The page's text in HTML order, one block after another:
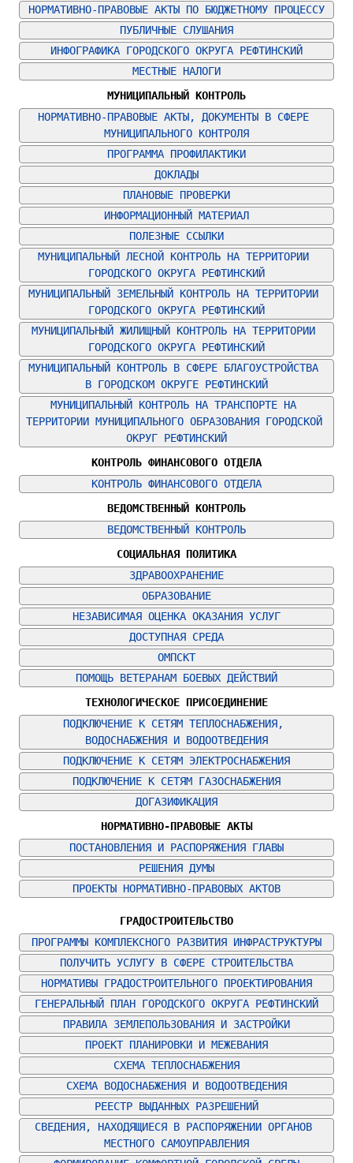
НОРМАТИВНО-ПРАВОВЫЕ АКТЫ ПО БЮДЖЕТНОМУ ПРОЦЕССУ
ПУБЛИЧНЫЕ СЛУШАНИЯ
ИНФОГРАФИКА ГОРОДСКОГО ОКРУГА РЕФТИНСКИЙ
МЕСТНЫЕ НАЛОГИ
МУНИЦИПАЛЬНЫЙ КОНТРОЛЬ
НОРМАТИВНО-ПРАВОВЫЕ АКТЫ, ДОКУМЕНТЫ В СФЕРЕ
МУНИЦИПАЛЬНОГО КОНТРОЛЯ
ПРОГРАММА ПРОФИЛАКТИКИ
ДОКЛАДЫ
ПЛАНОВЫЕ ПРОВЕРКИ
ИНФОРМАЦИОННЫЙ МАТЕРИАЛ
ПОЛЕЗНЫЕ ССЫЛКИ
МУНИЦИПАЛЬНЫЙ ЛЕСНОЙ КОНТРОЛЬ НА ТЕРРИТОРИИ
ГОРОДСКОГО ОКРУГА РЕФТИНСКИЙ
МУНИЦИПАЛЬНЫЙ ЗЕМЕЛЬНЫЙ КОНТРОЛЬ НА ТЕРРИТОРИИ
ГОРОДСКОГО ОКРУГА РЕФТИНСКИЙ
МУНИЦИПАЛЬНЫЙ ЖИЛИЩНЫЙ КОНТРОЛЬ НА ТЕРРИТОРИИ
ГОРОДСКОГО ОКРУГА РЕФТИНСКИЙ
МУНИЦИПАЛЬНЫЙ КОНТРОЛЬ В СФЕРЕ БЛАГОУСТРОЙСТВА
В ГОРОДСКОМ ОКРУГЕ РЕФТИНСКИЙ
МУНИЦИПАЛЬНЫЙ КОНТРОЛЬ НА ТРАНСПОРТЕ НА
ТЕРРИТОРИИ МУНИЦИПАЛЬНОГО ОБРАЗОВАНИЯ ГОРОДСКОЙ
ОКРУГ РЕФТИНСКИЙ
КОНТРОЛЬ ФИНАНСОВОГО ОТДЕЛА
КОНТРОЛЬ ФИНАНСОВОГО ОТДЕЛА
ВЕДОМСТВЕННЫЙ КОНТРОЛЬ
ВЕДОМСТВЕННЫЙ КОНТРОЛЬ
СОЦИАЛЬНАЯ ПОЛИТИКА
ЗДРАВООХРАНЕНИЕ
ОБРАЗОВАНИЕ
НЕЗАВИСИМАЯ ОЦЕНКА ОКАЗАНИЯ УСЛУГ
ДОСТУПНАЯ СРЕДА
ОМПСКТ
ПОМОЩЬ ВЕТЕРАНАМ БОЕВЫХ ДЕЙСТВИЙ
ТЕХНОЛОГИЧЕСКОЕ ПРИСОЕДИНЕНИЕ
ПОДКЛЮЧЕНИЕ К СЕТЯМ ТЕПЛОСНАБЖЕНИЯ,
ВОДОСНАБЖЕНИЯ И ВОДООТВЕДЕНИЯ
ПОДКЛЮЧЕНИЕ К СЕТЯМ ЭЛЕКТРОСНАБЖЕНИЯ
ПОДКЛЮЧЕНИЕ К СЕТЯМ ГАЗОСНАБЖЕНИЯ
ДОГАЗИФИКАЦИЯ
НОРМАТИВНО-ПРАВОВЫЕ АКТЫ
ПОСТАНОВЛЕНИЯ И РАСПОРЯЖЕНИЯ ГЛАВЫ
РЕШЕНИЯ ДУМЫ
ПРОЕКТЫ НОРМАТИВНО-ПРАВОВЫХ АКТОВ
ГРАДОСТРОИТЕЛЬСТВО
ПРОГРАММЫ КОМПЛЕКСНОГО РАЗВИТИЯ ИНФРАСТРУКТУРЫ
ПОЛУЧИТЬ УСЛУГУ В СФЕРЕ СТРОИТЕЛЬСТВА
НОРМАТИВЫ ГРАДОСТРОИТЕЛЬНОГО ПРОЕКТИРОВАНИЯ
ГЕНЕРАЛЬНЫЙ ПЛАН ГОРОДСКОГО ОКРУГА РЕФТИНСКИЙ
ПРАВИЛА ЗЕМЛЕПОЛЬЗОВАНИЯ И ЗАСТРОЙКИ
ПРОЕКТ ПЛАНИРОВКИ И МЕЖЕВАНИЯ
СХЕМА ТЕПЛОСНАБЖЕНИЯ
СХЕМА ВОДОСНАБЖЕНИЯ И ВОДООТВЕДЕНИЯ
РЕЕСТР ВЫДАННЫХ РАЗРЕШЕНИЙ
СВЕДЕНИЯ, НАХОДЯЩИЕСЯ В РАСПОРЯЖЕНИИ ОРГАНОВ
МЕСТНОГО САМОУПРАВЛЕНИЯ